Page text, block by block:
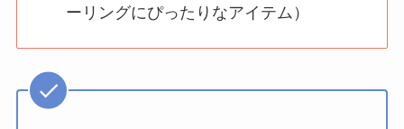
ーリングにぴったりなアイテム）